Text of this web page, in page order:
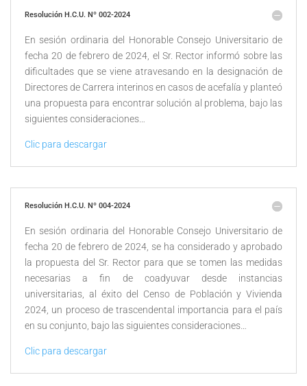
Resolución H.C.U. Nº 002-2024
En sesión ordinaria del Honorable Consejo Universitario de
fecha 20 de febrero de 2024, el Sr. Rector informó sobre las
dificultades que se viene atravesando en la designación de
Directores de Carrera interinos en casos de acefalía y planteó
una propuesta para encontrar solución al problema, bajo las
siguientes consideraciones…
Clic para descargar
Resolución H.C.U. Nº 004-2024
En sesión ordinaria del Honorable Consejo Universitario de
fecha 20 de febrero de 2024, se ha considerado y aprobado
la propuesta del Sr. Rector para que se tomen las medidas
necesarias a fin de coadyuvar desde instancias
universitarias, al éxito del Censo de Población y Vivienda
2024, un proceso de trascendental importancia para el país
en su conjunto, bajo las siguientes consideraciones…
Clic para descargar